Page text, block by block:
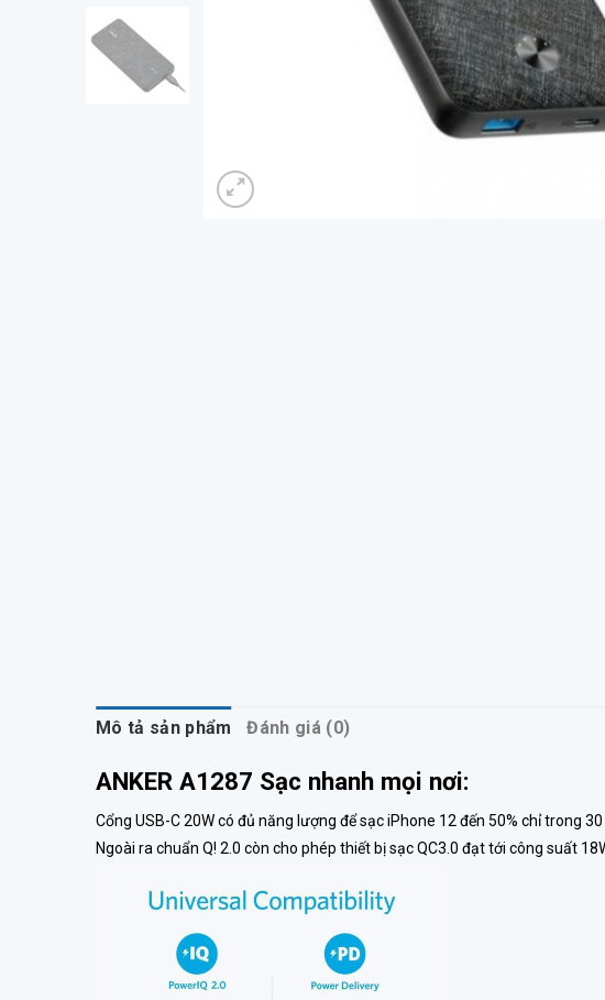
Mô tả sản phẩm Đánh giá (0)
ANKER A1287 Sạc nhanh mọi nơi:
Cổng USB-C 20W có đủ năng lượng để sạc iPhone 12 đến 50% chỉ trong
Ngoài ra chuẩn Q! 2.0 còn cho phép thiết bị sạc QC3.0 đạt tới công suất